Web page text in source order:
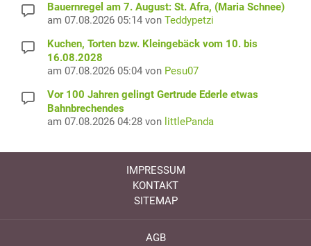
Bauernregel am 7. August: St. Afra, (Maria Schnee)
am 07.08.2026 05:14 von Teddypetzi
Kuchen, Torten bzw. Kleingebäck vom 10. bis
16.08.2028
am 07.08.2026 05:04 von Pesu07
Vor 100 Jahren gelingt Gertrude Ederle etwas
Bahnbrechendes
am 07.08.2026 04:28 von littlePanda
IMPRESSUM
KONTAKT
SITEMAP
AGB